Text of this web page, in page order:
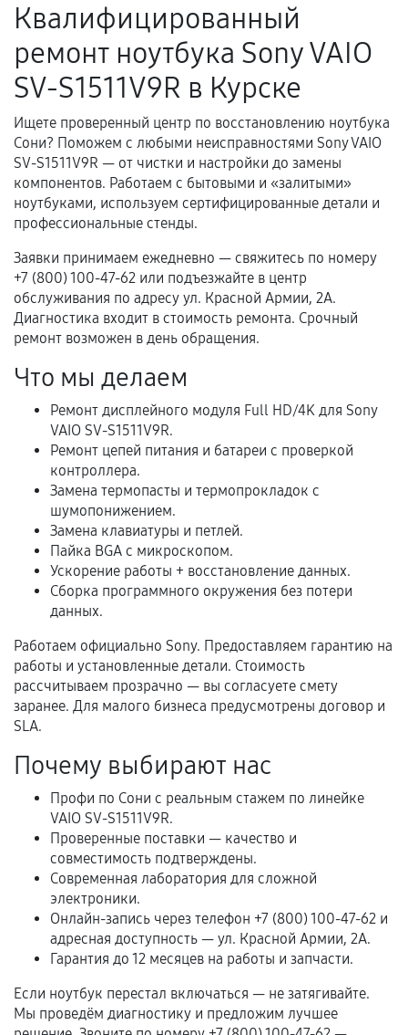
Поломка установленной детали при
нормальной эксплуатации в течение
гарантийного срока.
Несоответствие комплектующей заявленным
техническим характеристикам.
Документы для подтверждения
гарантии
Гарантийный талон.
Акт выполненных работ с датой, перечнем
услуг и сроком гарантии.
Документы на установленные комплектующие
Расширенная гарантия
В некоторых случаях возможно оформление
расширенной гарантии. Стоимость, сроки и
условия продления согласовываются отдельно и
фиксируются в документах.
Когда гарантия не действует
Нарушение правил эксплуатации,
механические повреждения, попадание влаги,
перегрев, коррозия.
Естественный износ деталей, если иное не
предусмотрено отдельно.
Обращение после окончания гарантийного
срока.
Программные сбои, если это не указано в
отдельных условиях.
Если комплектующие куплены
самостоятельно
Квалифицированный
ремонт ноутбука Sony VAIO
SV-S1511V9R в Курске
Ищете проверенный центр по восстановлению ноутбука
Сони? Поможем с любыми неисправностями Sony VAIO
SV-S1511V9R — от чистки и настройки до замены
компонентов. Работаем с бытовыми и «залитыми»
ноутбуками, используем сертифицированные детали и
профессиональные стенды.
Заявки принимаем ежедневно — свяжитесь по номеру
+7 (800) 100-47-62 или подъезжайте в центр
обслуживания по адресу ул. Красной Армии, 2А.
Диагностика входит в стоимость ремонта. Срочный
ремонт возможен в день обращения.
Что мы делаем
Ремонт дисплейного модуля Full HD/4K для Sony
VAIO SV-S1511V9R.
Ремонт цепей питания и батареи с проверкой
контроллера.
Замена термопасты и термопрокладок с
шумопонижением.
Замена клавиатуры и петлей.
Пайка BGA с микроскопом.
Ускорение работы + восстановление данных.
Сборка программного окружения без потери
данных.
Работаем официально Sony. Предоставляем гарантию на
работы и установленные детали. Стоимость
рассчитываем прозрачно — вы согласуете смету
заранее. Для малого бизнеса предусмотрены договор и
SLA.
Почему выбирают нас
Профи по Сони с реальным стажем по линейке
VAIO SV-S1511V9R.
Проверенные поставки — качество и
совместимость подтверждены.
Современная лаборатория для сложной
электроники.
Онлайн-запись через телефон +7 (800) 100-47-62 и
адресная доступность — ул. Красной Армии, 2А.
Гарантия до 12 месяцев на работы и запчасти.
Если ноутбук перестал включаться — не затягивайте.
Мы проведём диагностику и предложим лучшее